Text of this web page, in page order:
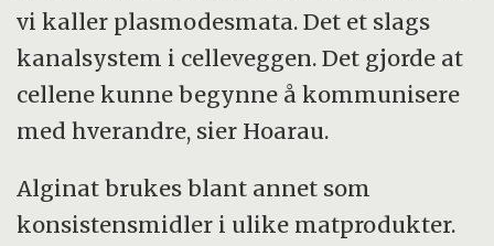
vi kaller plasmodesmata. Det et slags
kanalsystem i celleveggen. Det gjorde at
cellene kunne begynne å kommunisere
med hverandre, sier Hoarau.
Alginat brukes blant annet som
konsistensmidler i ulike matprodukter.